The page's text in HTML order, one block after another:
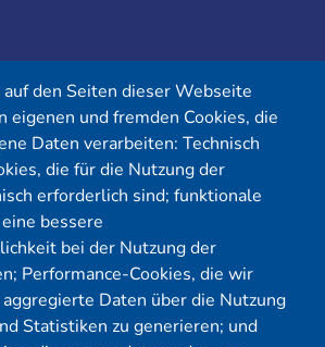
den Seiten dieser Webseite
eigenen und fremden Cookies, die
Daten verarbeiten: Technisch
die für die Nutzung der
erforderlich sind; funktionale
bessere
bei der Nutzung der
Performance-Cookies, die wir
Daten über die Nutzung
Statistiken zu generieren; und
Förderungen